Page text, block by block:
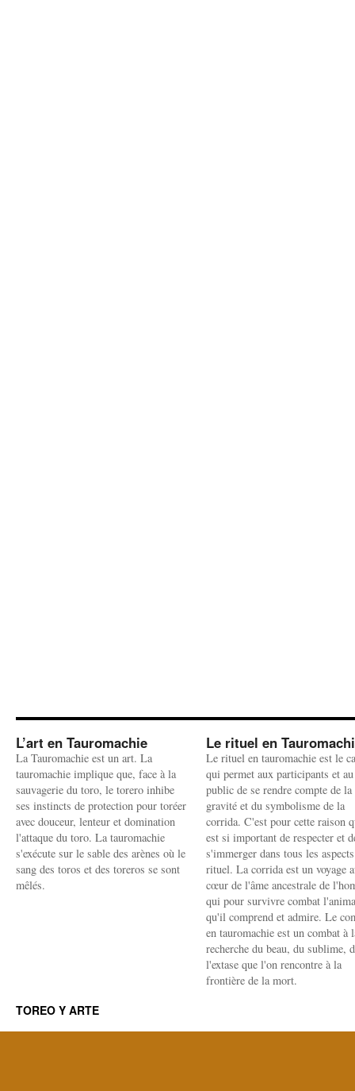
L’art en Tauromachie
La Tauromachie est un art. La
tauromachie implique que, face à la
sauvagerie du toro, le torero inhibe
ses instincts de protection pour toréer
avec douceur, lenteur et domination
l'attaque du toro. La tauromachie
s'exécute sur le sable des arènes où le
sang des toros et des toreros se sont
mêlés.
Le rituel en
Le rituel en tauromachie est le
qui permet aux participants et au
public de se rendre compte de la
gravité et du symbolisme de la
corrida. C'est pour cette raison
est si important de respecter et
s'immerger dans tous les
rituel. La corrida est un voyage
cœur de l'âme ancestrale de
qui pour survivre combat
qu'il comprend et admire. Le
en tauromachie est un combat à
recherche du beau, du sublime,
l'extase que l'on rencontre à la
frontière de la mort.
TOREO Y ARTE